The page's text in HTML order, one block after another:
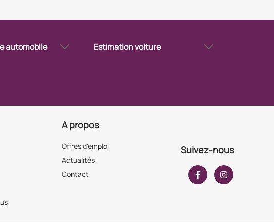
automobile Estimation voiture
Valeur de votre voiture à Strasbourg
Ouest
A propos
Offres d'emploi
Actualités
Contact
Suivez-nous